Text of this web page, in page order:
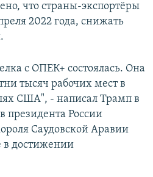
что страны-экспортёры
2022 года, снижать
с ОПЕК+ состоялась. Она
тысяч рабочих мест в
США", - написал Трамп в
президента России
Саудовской Аравии
в достижении